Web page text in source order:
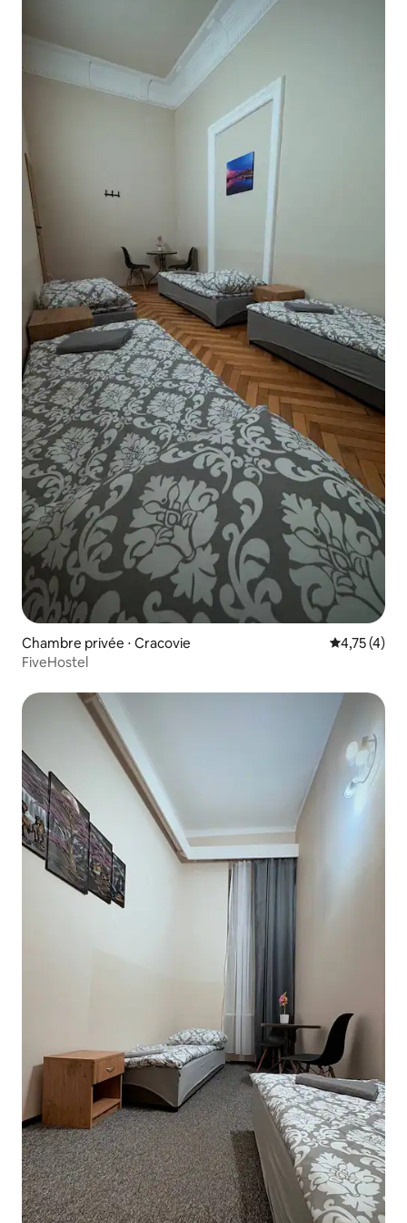
Chambre privée ⋅ Cracovie Évaluation
4,75 (4)
FiveHostel